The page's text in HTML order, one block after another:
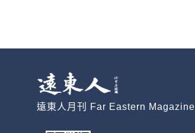
遠東人月刊 Far Eastern Magazine